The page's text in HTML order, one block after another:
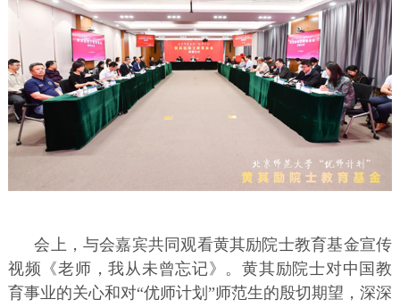
会上，与会嘉宾共同观看黄其励院士教育基金宣传
视频《老师，我从未曾忘记》。黄其励院士对中国教
育事业的关心和对“优师计划”师范生的殷切期望，深深